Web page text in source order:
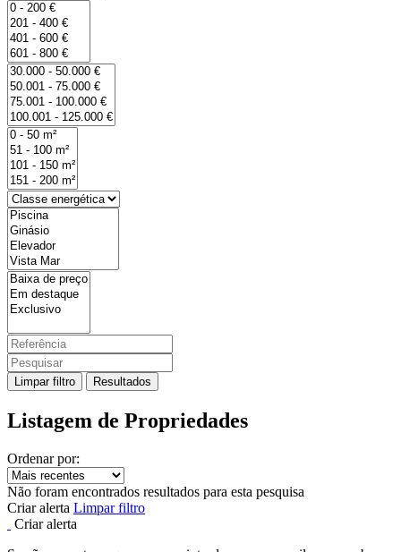
Limpar filtro Resultados
Listagem de Propriedades
Ordenar por:
Não foram encontrados resultados para esta pesquisa
Criar alerta Limpar filtro
Criar alerta